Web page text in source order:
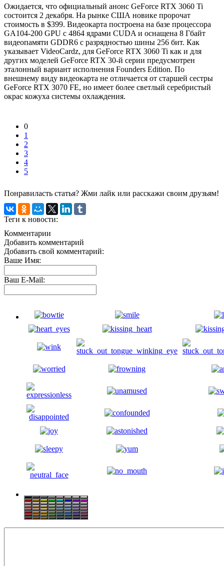
Ожидается, что официальный анонс GeForce RTX 3060 Ti
состоится 2 декабря. На рынке США новике пророчат
стоимость в $399. Видеокарта построена на базе процессора
GA104-200 GPU с 4864 ядрами CUDA и оснащена 8 Гбайт
видеопамяти GDDR6 с разрядностью шины 256 бит. Как
указывает VideoCardz, для GeForce RTX 3060 Ti как и для
других моделей GeForce RTX 30-й серии предусмотрен
эталонный вариант исполнения Founders Edition. По
внешнему виду видеокарта не отличается от старшей сестры
GeForce RTX 3070 FE, но имеет более светлый серебристый
окрас кожуха системы охлаждения.
0
1
2
3
4
5
Понравиласть статья? Жми лайк или расскажи своим друзьям!
Теги к новости:
Комментарии
Добавить комментарий
Добавить свой комментарий:
Ваше Имя:
Ваш E-Mail: